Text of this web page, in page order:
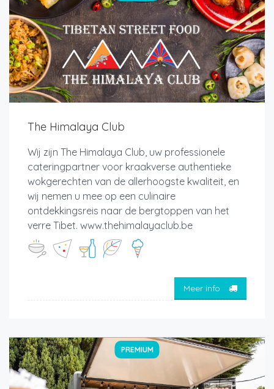
The Himalaya Club
Wij zijn The Himalaya Club, uw professionele
cateringpartner voor kraakverse authentieke
wokgerechten van de allerhoogste kwaliteit, en
wij nemen u mee op een culinaire
ontdekkingsreis naar de bergtoppen van het
verre Tibet. www.thehimalayaclub.be
Meer info
PREMIUM